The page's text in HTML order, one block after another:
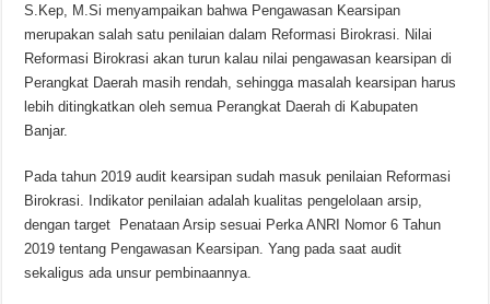
S.Kep, M.Si menyampaikan bahwa Pengawasan Kearsipan
merupakan salah satu penilaian dalam Reformasi Birokrasi. Nilai
Reformasi Birokrasi akan turun kalau nilai pengawasan kearsipan di
Perangkat Daerah masih rendah, sehingga masalah kearsipan harus
lebih ditingkatkan oleh semua Perangkat Daerah di Kabupaten
Banjar.
Pada tahun 2019 audit kearsipan sudah masuk penilaian Reformasi
Birokrasi. Indikator penilaian adalah kualitas pengelolaan arsip,
dengan target Penataan Arsip sesuai Perka ANRI Nomor 6 Tahun
2019 tentang Pengawasan Kearsipan. Yang pada saat audit
sekaligus ada unsur pembinaannya.